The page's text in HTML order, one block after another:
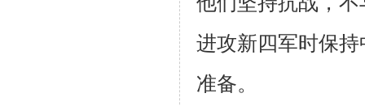
进攻新四军时保
准备。